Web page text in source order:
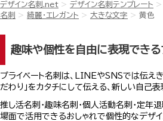
デザイン名刺.net デザイン名刺テンプレート
名刺
綺麗・エレガント 大きな文字 黄色
趣味や個性を自由に表現できる
プライベート名刺は、LINEやSNSでは伝えき
だわり」をカタチにして伝える、新しい自己表
推し活名刺・趣味名刺・個人活動名刺・定年
場面で活用できるおしゃれで個性的なデザ